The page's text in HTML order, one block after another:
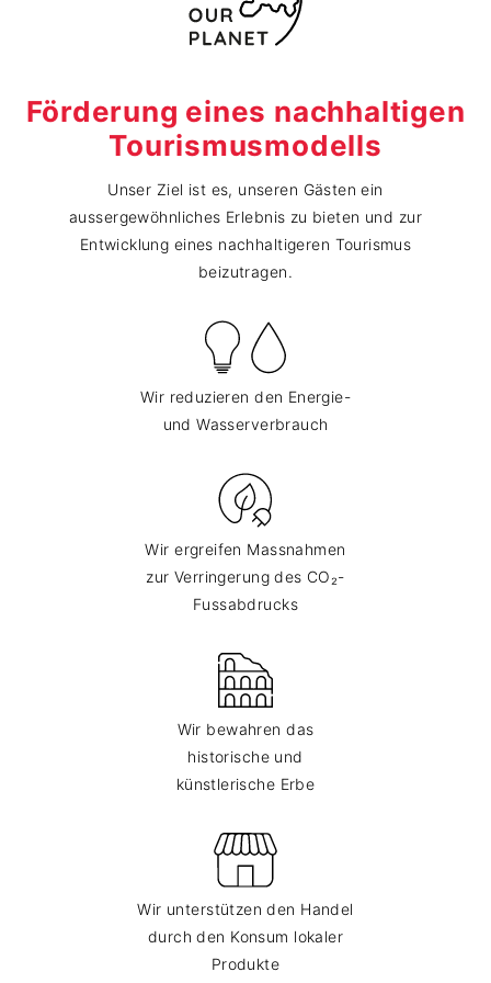
Förderung eines nachhaltigen
Tourismusmodells
Unser Ziel ist es, unseren Gästen ein
aussergewöhnliches Erlebnis zu bieten und zur
Entwicklung eines nachhaltigeren Tourismus
beizutragen.
Wir reduzieren den Energie-
und Wasserverbrauch
Wir ergreifen Massnahmen
zur Verringerung des CO₂-
Fussabdrucks
Wir bewahren das
historische und
künstlerische Erbe
Wir unterstützen den Handel
durch den Konsum lokaler
Produkte